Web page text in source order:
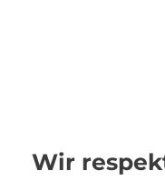
Wir